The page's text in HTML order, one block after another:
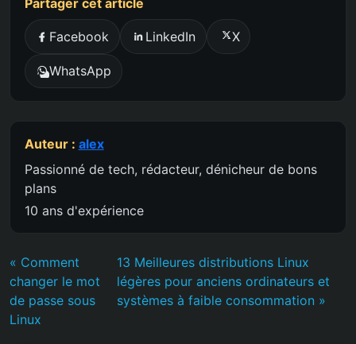
Partager cet article
Facebook LinkedIn X
WhatsApp
Auteur : alex
Passionné de tech, rédacteur, dénicheur de bons
plans
10 ans d'expérience
« Comment
changer le mot
de passe sous
Linux
13 Meilleures distributions Linux
légères pour anciens ordinateurs et
systèmes à faible consommation »